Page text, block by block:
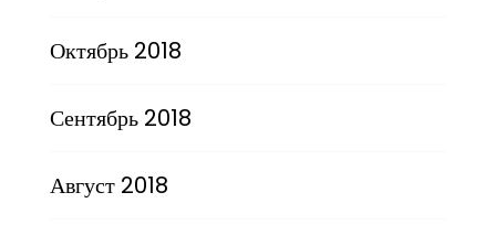
Октябрь 2018
Сентябрь 2018
Август 2018